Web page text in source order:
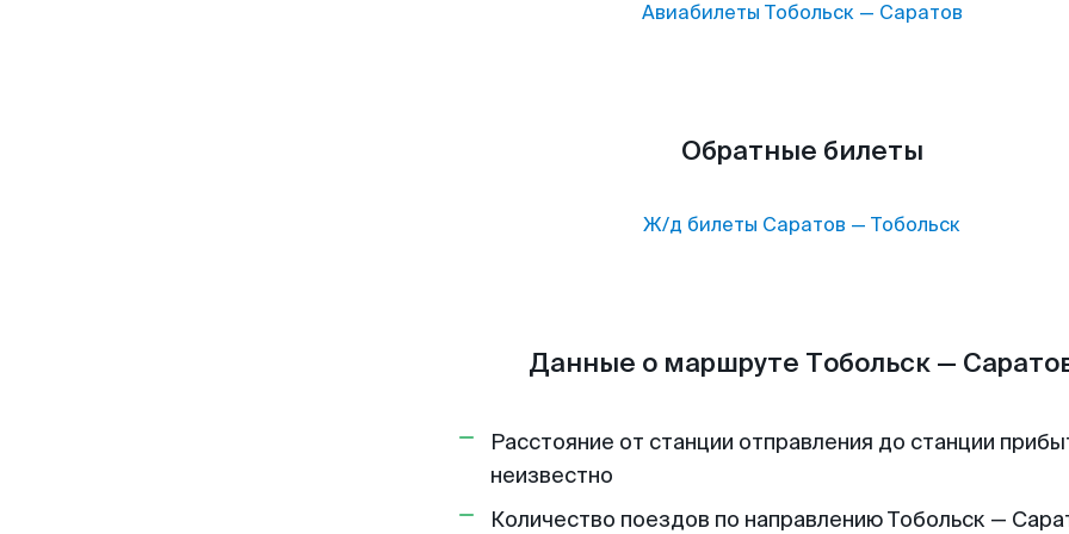
Авиабилеты Тобольск— Саратов
Обратные билеты
Ж/д билеты Саратов — Тобольск
Данные о маршруте Тобольск —
Расстояние от станции отправления до станции
неизвестно
Количество поездов по направлению Тобольск —